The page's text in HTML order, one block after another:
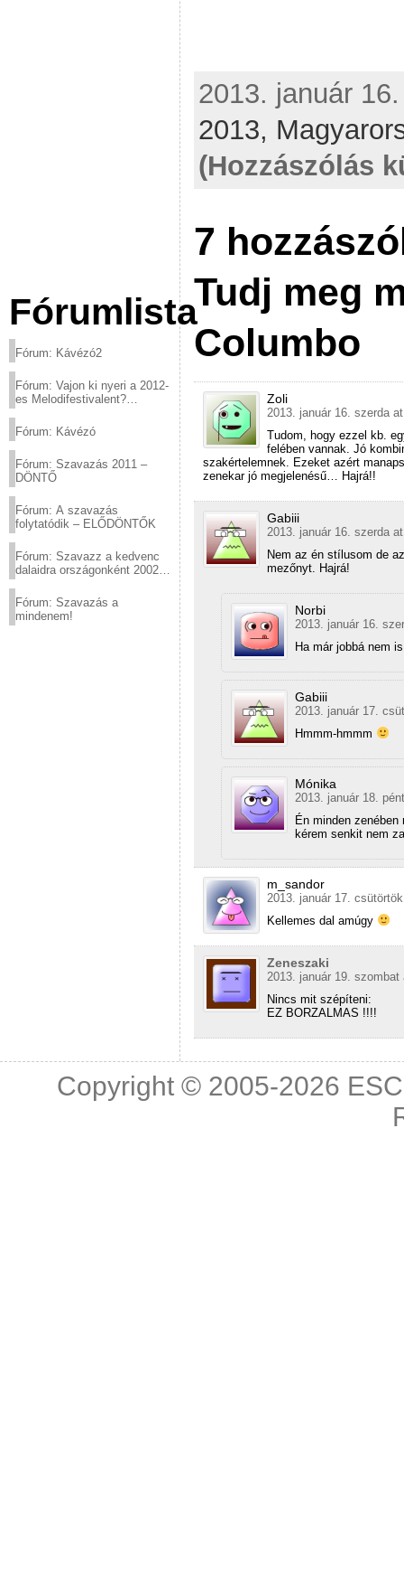
Fórumlista
Fórum: Kávézó2
Fórum: Vajon ki nyeri a 2012-
es Melodifestivalent?
Fórum: Kávézó
Fórum: Szavazás 2011 –
DÖNTŐ
Fórum: A szavazás
folytatódik – ELŐDÖNTŐK
Fórum: Szavazz a kedvenc
dalaidra országonként 2002
Fórum: Szavazás a
mindenem!
2013. január
2013,
(Hozzászólás
7
Tudj meg
Columbo
Zoli
2013. január 16. szerda
Tudom, hogy ezzel kb.
felében vannak. Jó
szakértelemnek. Ezeket azért
zenekar jó megjelenésű… Hajrá!!
Gabiii
2013. január 16. szerda
Nem az én stílusom de
mezőnyt. Hajrá!
Norbi
2013. január 16.
Ha már jobbá nem
Gabiii
2013. január 17.
Hmmm-hmmm
Mónika
2013. január 18.
Én minden
kérem senkit nem
m_sandor
2013. január 17.
Kellemes dal amúgy
Zeneszaki
2013. január 19. szombat
Nincs mit szépíteni:
EZ BORZALMAS !!!!
Copyright © 2005-2026